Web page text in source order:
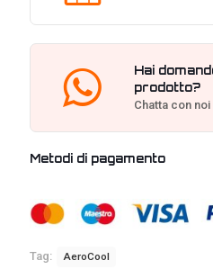
Hai
prodotto?
Chatta con
Metodi di pagamento
Tag: AeroCool